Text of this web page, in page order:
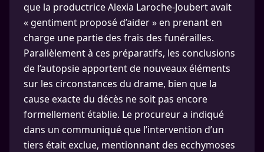
que la productrice Alexia Laroche-Joubert avait
« gentiment proposé d’aider » en prenant en
charge une partie des frais des funérailles.
Parallèlement à ces préparatifs, les conclusions
de l’autopsie apportent de nouveaux éléments
sur les circonstances du drame, bien que la
cause exacte du décès ne soit pas encore
formellement établie. Le procureur a indiqué
dans un communiqué que l’intervention d’un
tiers était exclue, mentionnant des ecchymoses